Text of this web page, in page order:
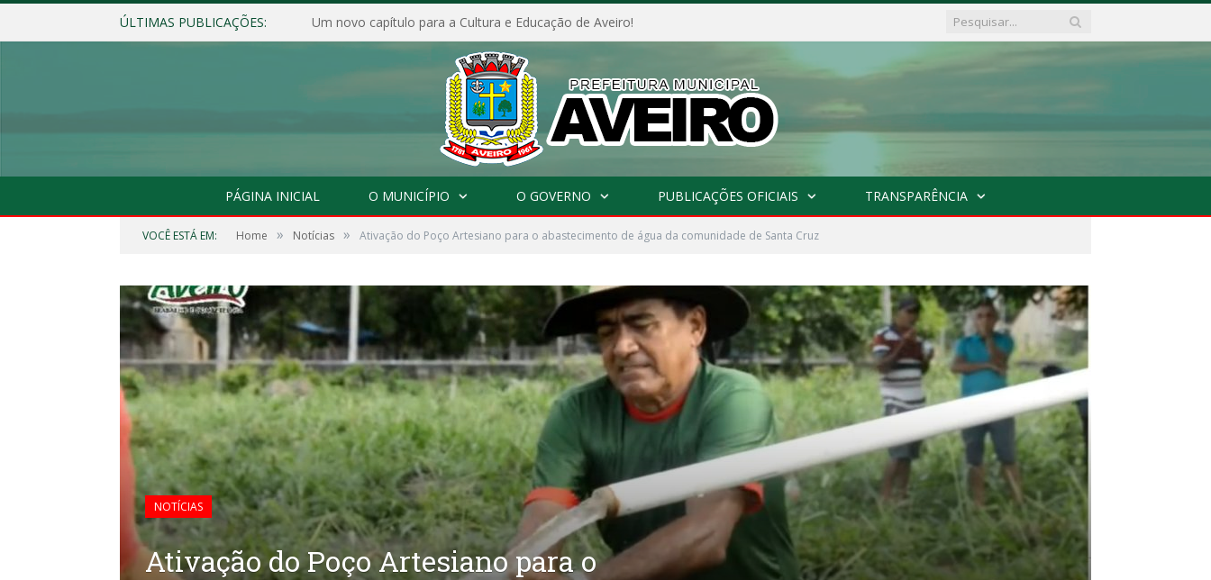
ÚLTIMAS PUBLICAÇÕES: Um novo capítulo para a Cultura e Educação de Aveiro!
PÁGINA INICIAL O MUNICÍPIO O GOVERNO PUBLICAÇÕES OFICIAIS TRANSPARÊNCIA
VOCÊ ESTÁ EM: Home » Notícias » Ativação do Poço Artesiano para o abastecimento de água da comunidade de Santa Cruz
NOTÍCIAS
Ativação do Poço Artesiano para o